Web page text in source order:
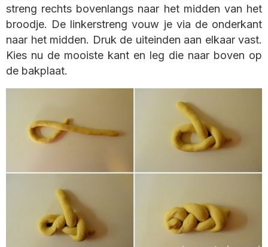
streng rechts bovenlangs naar het midden van het
broodje. De linkerstreng vouw je via de onderkant
naar het midden. Druk de uiteinden aan elkaar vast.
Kies nu de mooiste kant en leg die naar boven op
de bakplaat.